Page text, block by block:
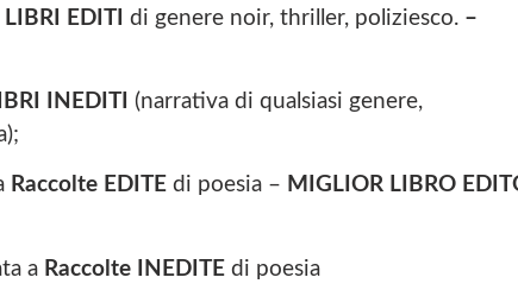
LIBRI EDITI di genere noir, thriller, poliziesco. –
INEDITI
(narrativa di qualsiasi genere,
Raccolte EDITE di poesia – MIGLIOR LIBRO
a Raccolte INEDITE di poesia